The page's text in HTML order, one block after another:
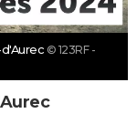
© 123RF -